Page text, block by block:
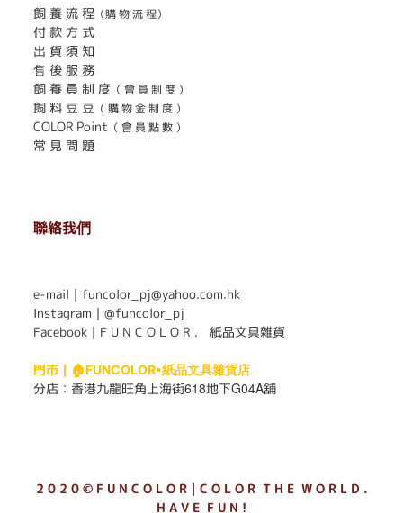
飼 養 流 程 （購 物 流 程）
付 款 方 式
出 貨 須 知
售 後 服 務
飼 養 員 制 度 （ 會 員 制 度 ）
飼 料 豆 豆 （ 購 物 金 制 度 ）
COLOR Point （ 會 員 點 數 ）
常 見 問 題
聯絡我們
e-mail｜funcolor_pj@yahoo.com.hk
Instagram｜ @funcolor_pj
Facebook｜ F U N C O L O R ． 紙品文具雜貨
門市｜ 🏠FUNCOLOR•紙品文具雜貨店
分店： 香港九龍旺角上海街618地下G04A舖
2 0 2 0 © F U N C O L O R｜C O L O R T H E W O R L D .
H A V E F U N !